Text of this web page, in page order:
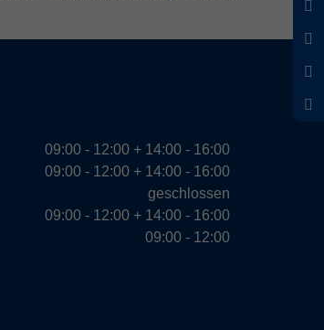
09:00 - 12:00 + 14:00 - 16:00
09:00 - 12:00 + 14:00 - 16:00
geschlossen
09:00 - 12:00 + 14:00 - 16:00
09:00 - 12:00